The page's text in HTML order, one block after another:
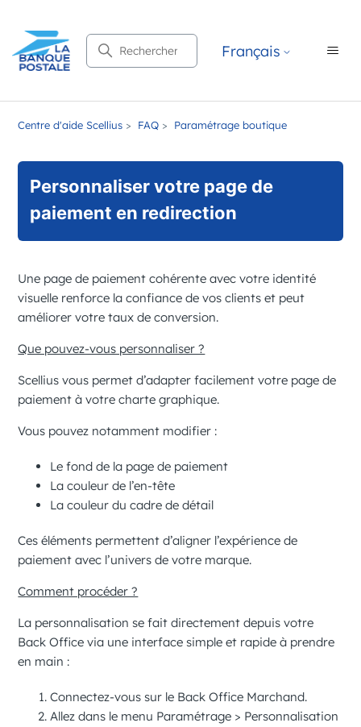
Recherche Français
Centre d'aide Scellius FAQ Paramétrage boutique
Personnaliser votre page de
paiement en redirection
Une page de paiement cohérente avec votre identité
visuelle renforce la confiance de vos clients et peut
améliorer votre taux de conversion.
Que pouvez-vous personnaliser ?
Scellius vous permet d’adapter facilement votre page de
paiement à votre charte graphique.
Vous pouvez notamment modifier :
Lefond de la page de paiement
Lacouleur de l’en-tête
Lacouleur du cadre de détail
Ces éléments permettent d’aligner l’expérience de
paiement avec l’univers de votre marque.
Comment procéder ?
La personnalisation se fait directement depuis votre
Back Office via une interface simple et rapide à prendre
en main :
Connectez-vous sur le Back Office Marchand.
Allez dans le menu Paramétrage > Personnalisation